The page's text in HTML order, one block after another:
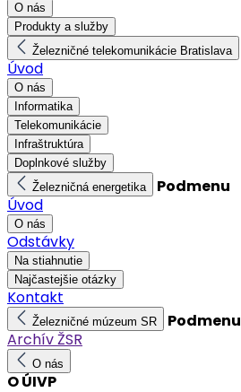
O nás
Produkty a služby
Železničné telekomunikácie Bratislava
Úvod
O nás
Informatika
Telekomunikácie
Infraštruktúra
Doplnkové služby
Železničná energetika
Podmenu
Úvod
O nás
Odstávky
Na stiahnutie
Najčastejšie otázky
Kontakt
Železničné múzeum SR
Podmenu
Archív ŽSR
O nás
O ÚIVP